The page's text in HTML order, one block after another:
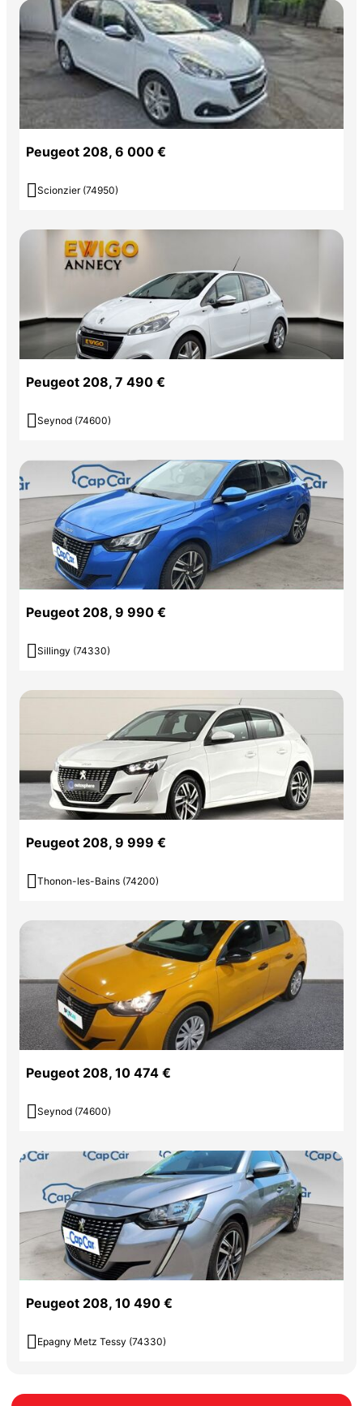
Peugeot 208, 6 000 €
 Scionzier (74950)
Peugeot 208, 7 490 €
 Seynod (74600)
Peugeot 208, 9 990 €
 Sillingy (74330)
Peugeot 208, 9 999 €
 Thonon-les-Bains (74200)
Peugeot 208, 10 474 €
 Seynod (74600)
Peugeot 208, 10 490 €
 Epagny Metz Tessy (74330)